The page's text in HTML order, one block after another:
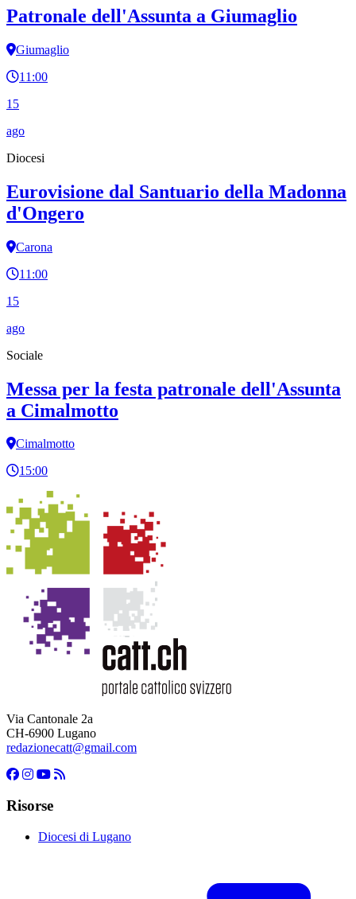
Patronale dell'Assunta a Giumaglio
Giumaglio
11:00
15
ago
Diocesi
Eurovisione dal Santuario della Madonna
d'Ongero
Carona
11:00
15
ago
Sociale
Messa per la festa patronale dell'Assunta
a Cimalmotto
Cimalmotto
15:00
Via Cantonale 2a
CH-6900 Lugano
redazionecatt@gmail.com
Risorse
Diocesi di Lugano